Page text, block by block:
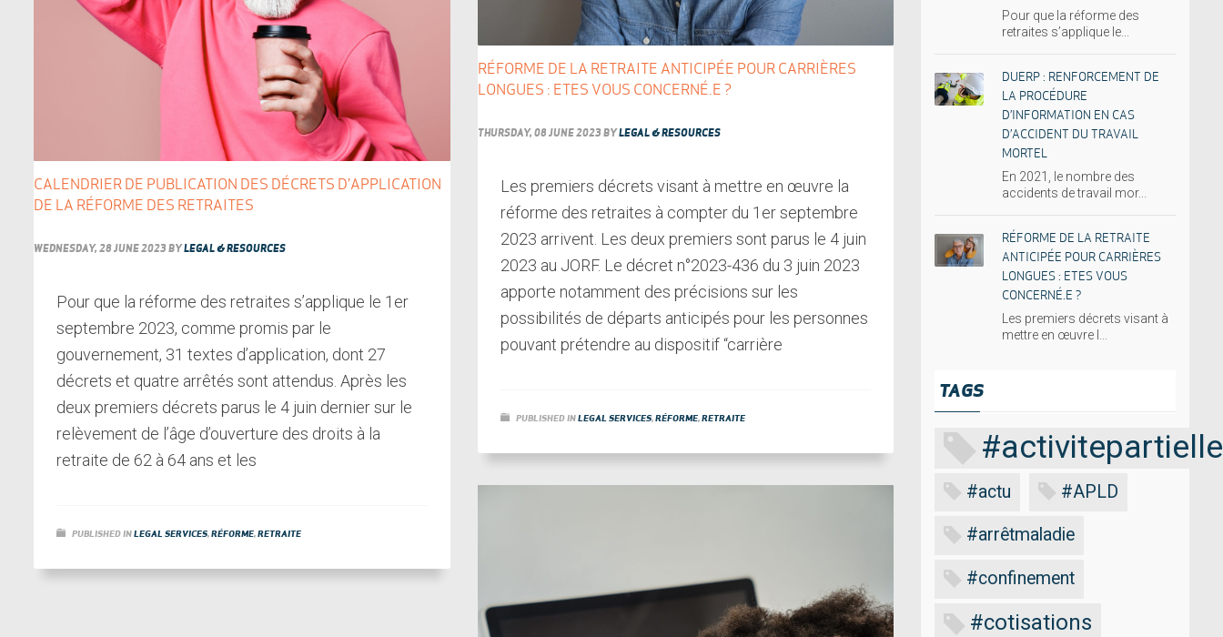
CALENDRIER DE PUBLICATION DES DÉCRETS D’APPLICATION
DE LA RÉFORME DES RETRAITES
WEDNESDAY, 28 JUNE 2023 BY LEGAL & RESOURCES
Pour que la réforme des retraites s’applique le 1er
septembre 2023, comme promis par le
gouvernement, 31 textes d’application, dont 27
décrets et quatre arrêtés sont attendus. Après les
deux premiers décrets parus le 4 juin dernier sur le
relèvement de l’âge d’ouverture des droits à la
retraite de 62 à 64 ans et les
PUBLISHED INLEGAL SERVICES,RÉFORME,RETRAITE
RÉFORME DE LA RETRAITE ANTICIPÉE POUR CARRIÈRES
LONGUES : ETES VOUS CONCERNÉ.E ?
THURSDAY, 08 JUNE 2023 BY LEGAL & RESOURCES
Les premiers décrets visant à mettre en œuvre la
réforme des retraites à compter du 1er septembre
2023 arrivent. Les deux premiers sont parus le 4 juin
2023 au JORF. Le décret n°2023-436 du 3 juin 2023
apporte notamment des précisions sur les
possibilités de départs anticipés pour les personnes
pouvant prétendre au dispositif “carrière
PUBLISHED IN LEGAL SERVICES,RÉFORME,RETRAITE
Pour que la réforme des
retraites s’applique le...
DUERP : RENFORCEMENT DE
LA PROCÉDURE
D’INFORMATION EN CAS
D’ACCIDENT DU TRAVAIL
MORTEL
En 2021, le nombre des
accidents de travail mor...
RÉFORME DE LA RETRAITE
ANTICIPÉE POUR CARRIÈRES
LONGUES : ETES VOUS
CONCERNÉ.E ?
Les premiers décrets visant à
mettre en œuvre l...
TAGS
#activitepartielle
#actu #APLD
#arrêtmaladie
#confinement
#cotisations